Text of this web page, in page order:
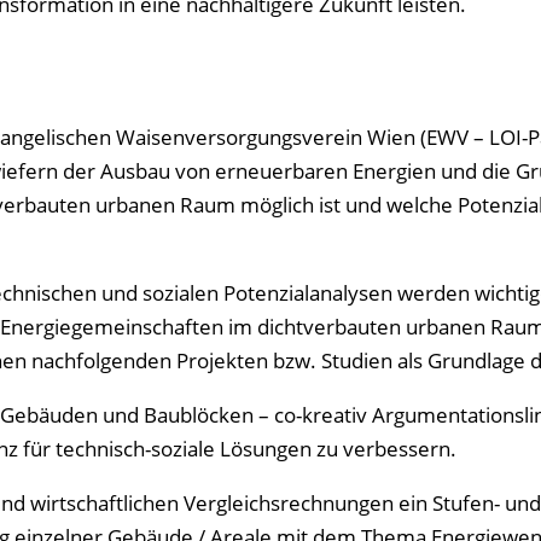
Waisenversorgungsverein Wien (EWV – LOI-
der Ausbau von erneuerbaren Energien und die
urbanen Raum möglich ist und welche
und sozialen Potenzialanalysen werden
im dichtverbauten urbanen
nachfolgenden Projekten bzw. Studien als Grundlage
und Baublöcken – co-kreativ
für technisch-soziale Lösungen zu verbessern.
wirtschaftlichen Vergleichsrechnungen ein Stufen- und